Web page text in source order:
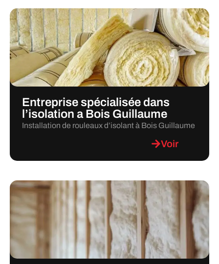
Entreprise spécialisée dans
l’isolation a Bois Guillaume
Installation de rouleaux d’isolant à Bois Guillaume
Voir